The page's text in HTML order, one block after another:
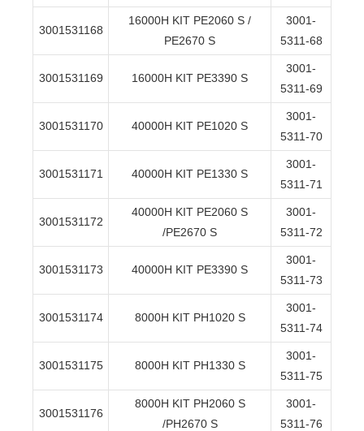
3001531168
16000H KIT PE2060 S /
PE2670 S
3001-
5311-68
3001531169 16000H KIT PE3390 S
3001-
5311-69
3001531170 40000H KIT PE1020 S
3001-
5311-70
3001531171 40000H KIT PE1330 S
3001-
5311-71
3001531172
40000H KIT PE2060 S
/PE2670 S
3001-
5311-72
3001531173 40000H KIT PE3390 S
3001-
5311-73
3001531174 8000H KIT PH1020 S
3001-
5311-74
3001531175 8000H KIT PH1330 S
3001-
5311-75
3001531176
8000H KIT PH2060 S
/PH2670 S
3001-
5311-76